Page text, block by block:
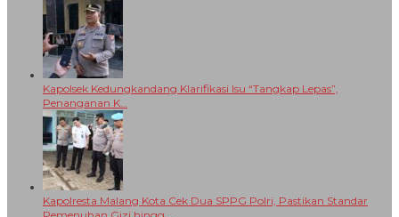
Kapolsek Kedungkandang Klarifikasi Isu “Tangkap Lepas”,
Penanganan K…
Kapolresta Malang Kota Cek Dua SPPG Polri, Pastikan Standar